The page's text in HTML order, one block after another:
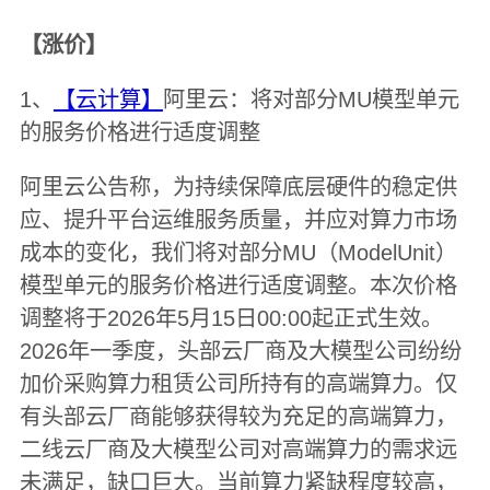
【涨价】
1、 【云计算】
阿里云：将对部分MU模型单元
的服务价格进行适度调整
阿里云公告称，为持续保障底层硬件的稳定供
应、提升平台运维服务质量，并应对算力市场
成本的变化，我们将对部分MU（ModelUnit）
模型单元的服务价格进行适度调整。本次价格
调整将于2026年5月15日00:00起正式生效。
2026年一季度，头部云厂商及大模型公司纷纷
加价采购算力租赁公司所持有的高端算力。仅
有头部云厂商能够获得较为充足的高端算力，
二线云厂商及大模型公司对高端算力的需求远
未满足，缺口巨大。当前算力紧缺程度较高，